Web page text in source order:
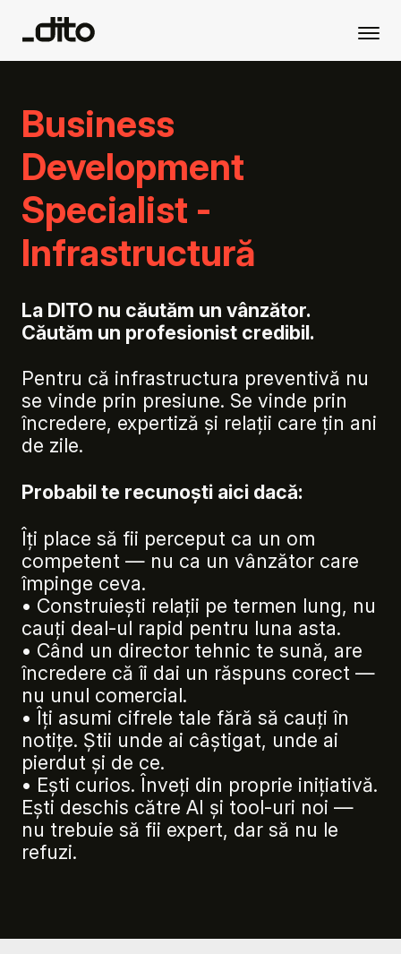
Business
Development
Specialist -
Infrastructură
La DITO nu căutăm un vânzător.
Căutăm un profesionist credibil.
Pentru că infrastructura preventivă nu
se vinde prin presiune. Se vinde prin
încredere, expertiză și relații care țin ani
de zile.
Probabil te recunoști aici dacă:
Îți place să fii perceput ca un om
competent — nu ca un vânzător care
împinge ceva.
• Construiești relații pe termen lung, nu
cauți deal-ul rapid pentru luna asta.
• Când un director tehnic te sună, are
încredere că îi dai un răspuns corect —
nu unul comercial.
• Îți asumi cifrele tale fără să cauți în
notițe. Știi unde ai câștigat, unde ai
pierdut și de ce.
• Ești curios. Înveți din proprie inițiativă.
Ești deschis către AI și tool-uri noi —
nu trebuie să fii expert, dar să nu le
refuzi.